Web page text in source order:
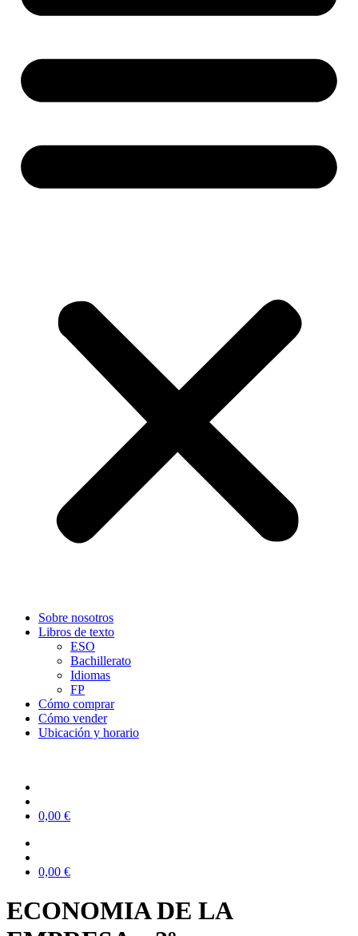
Sobre nosotros
Libros de texto
ESO
Bachillerato
Idiomas
FP
Cómo comprar
Cómo vender
Ubicación y horario
0,00 €
0,00 €
ECONOMIA DE LA